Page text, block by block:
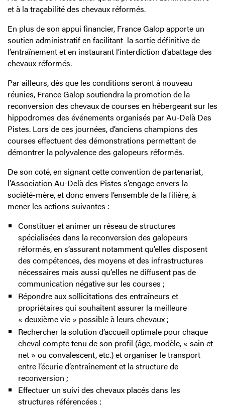
et à la traçabilité des chevaux réformés.
En plus de son appui financier, France Galop apporte un
soutien administratif en facilitant la sortie définitive de
l’entraînement et en instaurant l’interdiction d’abattage des
chevaux réformés.
Par ailleurs, dès que les conditions seront à nouveau
réunies, France Galop soutiendra la promotion de la
reconversion des chevaux de courses en hébergeant sur les
hippodromes des événements organisés par Au-Delà Des
Pistes. Lors de ces journées, d’anciens champions des
courses effectuent des démonstrations permettant de
démontrer la polyvalence des galopeurs réformés.
De son coté, en signant cette convention de partenariat,
l’Association Au-Delà des Pistes s’engage envers la
société-mère, et donc envers l’ensemble de la filière, à
mener les actions suivantes :
Constituer et animer un réseau de structures
spécialisées dans la reconversion des galopeurs
réformés, en s’assurant notamment qu’elles disposent
des compétences, des moyens et des infrastructures
nécessaires mais aussi qu’elles ne diffusent pas de
communication négative sur les courses ;
Répondre aux sollicitations des entraîneurs et
propriétaires qui souhaitent assurer la meilleure
« deuxième vie » possible à leurs chevaux ;
Rechercher la solution d’accueil optimale pour chaque
cheval compte tenu de son profil (âge, modèle, « sain et
net » ou convalescent, etc.) et organiser le transport
entre l’écurie d’entraînement et la structure de
reconversion ;
Effectuer un suivi des chevaux placés dans les
structures référencées ;